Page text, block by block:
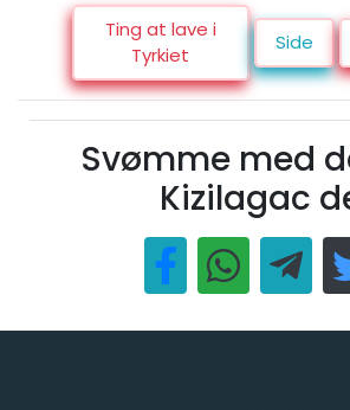
Ting at lave i
Tyrkiet
Side
Svømme med
Kizilagac